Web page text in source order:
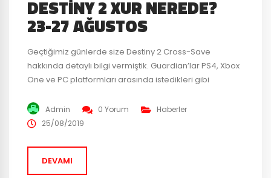
DESTINY 2 XUR NEREDE?
23-27 AĞUSTOS
Geçtiğimiz günlerde size Destiny 2 Cross-Save
hakkında detaylı bilgi vermiştik. Guardian’lar PS4, Xbox
One ve PC platformları arasında istedikleri gibi
gerekir. Bu hafta Xur nerede cevabı için yazımızı
okumaya devam edin! Peki gerçekten bu hafta Xur
Nessus topraklarında göründü!...
Admin 0 Yorum
Haberler
25/08/2019
DEVAMI